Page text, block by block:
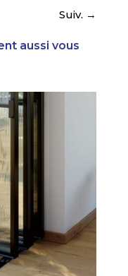
Suiv. →
aussi vous